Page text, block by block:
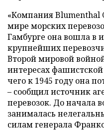
«Компания Blumenthal
мире морских
Гамбурге она вошла в
крупнейших
Второй мировой
интересах
чего к 1945 году она
– сообщил источник
перевозок. До начала
занималась
силам генерала